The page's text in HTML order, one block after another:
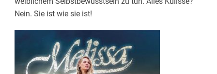
Nein. Sie ist wie sie ist!